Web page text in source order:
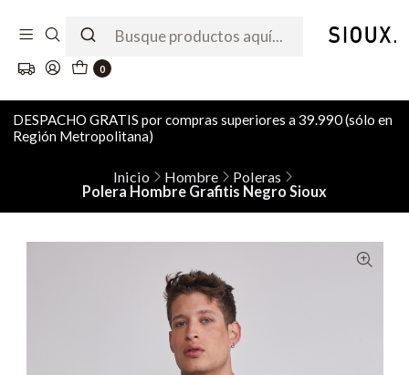
0
DESPACHO GRATIS por compras superiores a 39.990 (sólo en
Región Metropolitana)
Inicio Hombre
Poleras
Polera Hombre Grafitis Negro Sioux